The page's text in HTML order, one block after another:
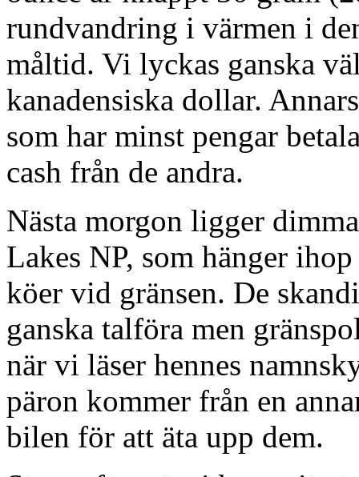
rundvandring i värmen i
måltid. Vi lyckas ganska
kanadensiska dollar.
som har minst pengar
cash från de andra.
Nästa morgon ligger
Lakes NP, som hänger
köer vid gränsen. De
ganska talföra men
när vi läser hennes
päron kommer från en
bilen för att äta upp dem.